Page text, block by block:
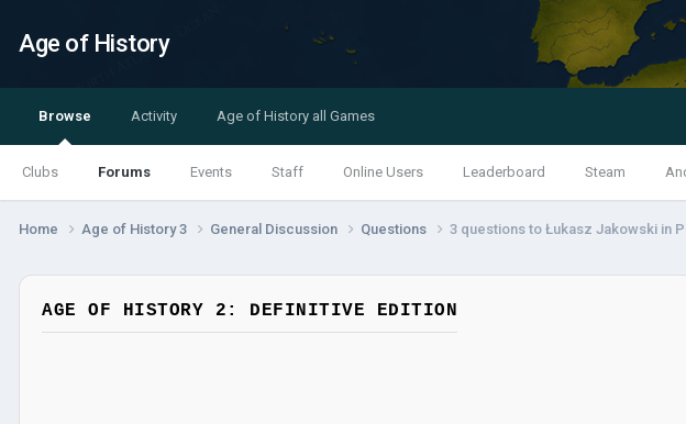
Age of History
Browse
Clubs Forums Events Staff Online Users Leaderboard Steam
Activity Age of History all Games
Home Age of History 3 General Discussion Questions 3 questions to Łukasz Jakowski in
AGE OF HISTORY 2: DEFINITIVE EDITION